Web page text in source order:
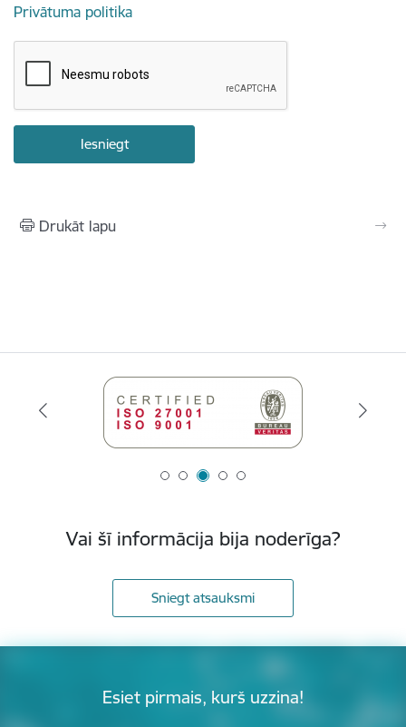
Privātuma politika
Drukāt lapu
Vai šī informācija bija noderīga?
Sniegt atsauksmi
Esiet pirmais, kurš uzzina!